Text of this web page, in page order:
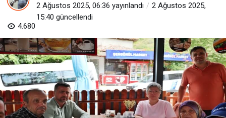
2 Ağustos 2025, 06:36 yayınlandı
2 Ağustos 2025,
15:40 güncellendi
4.680